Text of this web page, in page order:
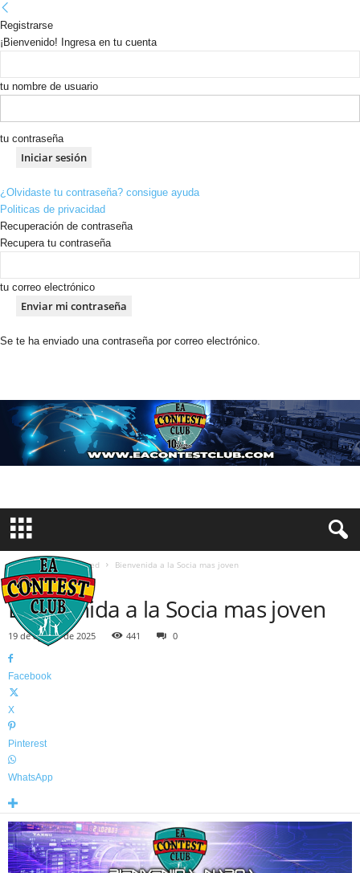
Registrarse
¡Bienvenido! Ingresa en tu cuenta
tu nombre de usuario
tu contraseña
¿Olvidaste tu contraseña? consigue ayuda
Politicas de privacidad
Recuperación de contraseña
Recupera tu contraseña
tu correo electrónico
Se te ha enviado una contraseña por correo electrónico.
Inicio Uncategorized Bienvenida a la Socia mas joven
UNCATEGORIZED
Bienvenida a la Socia mas joven
19 de agosto de 2025 441 0
Facebook
X
Pinterest
WhatsApp